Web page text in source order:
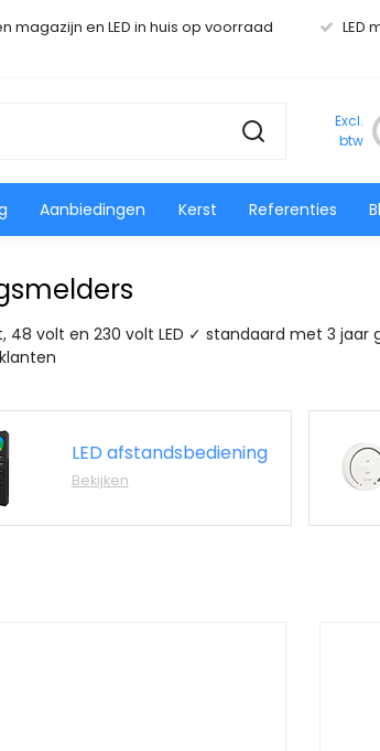
magazijn en LED in huis op voorraad LED
Excl.
btw
Aanbiedingen Kerst Referenties
48 volt en 230 volt LED ✓ standaard met 3
LED afstandsbediening
Bekijken